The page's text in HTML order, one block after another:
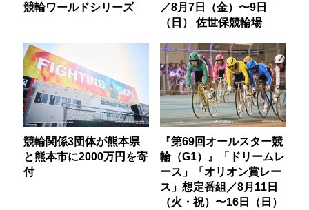
競輪ワールドシリーズ
／8月7日（金）〜9日
（日） 佐世保競輪場
競輪関係3団体が熊本県
と熊本市に2000万円を寄
付
『第69回オールスター競
輪（G1）』「ドリームレ
ース」「オリオン賞レー
ス」想定番組／8月11日
（火・祝）〜16日（日）